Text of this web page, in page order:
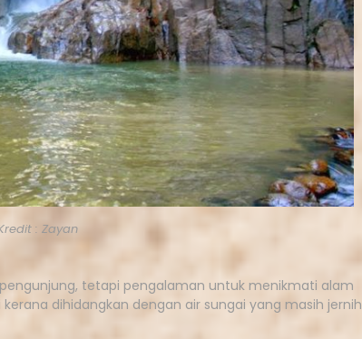
: Zayan
tetapi pengalaman untuk menikmati alam
dihidangkan dengan air sungai yang masih jernih